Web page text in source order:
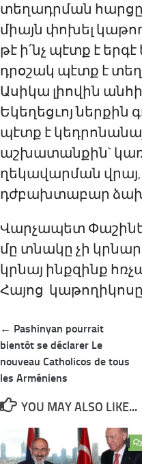
տեղադրման
միայն փոխել
թէ ի՛նչ պէտք է
դրօշակ պէտք է
Ասիկա լիովին
Եկեղեցւոյ ներքին
պէտք է
աշխատանքին`
ղեկավարման վրայ,
դժբախտաբար
Վարչապետ
մը տնակը չի
կրնայ ինքզինք
Հայոց
Post
navigation
← Pashinyan pourrait
bientôt se déclarer Le
nouveau Catholicos de tous
les Arméniens
YOU MAY ALSO LIKE...